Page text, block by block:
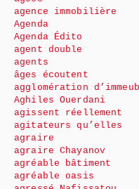
agence immobilière
Agenda
Agenda Édito
agent double
agents
âges écoutent
agglomération
Aghiles Ouerdani
agissent réellement
agitateurs qu’elles
agraire
agraire Chayanov
agréable bâtiment
agréable oasis